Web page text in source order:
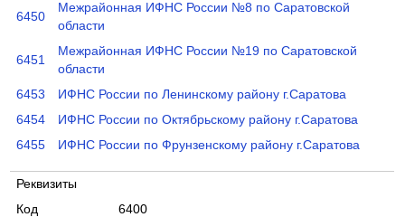
6450
Межрайонная ИФНС России №8 по Саратовской
области
6451
Межрайонная ИФНС России №19 по Саратовской
области
6453
ИФНС России по Ленинскому району г.Саратова
6454
ИФНС России по Октябрьскому району г.Саратова
6455
ИФНС России по Фрунзенскому району г.Саратова
Реквизиты
Код
6400